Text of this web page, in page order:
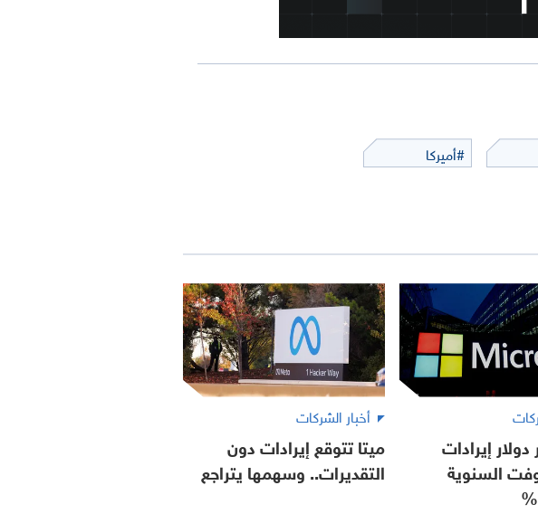
#أميركا
دولار إيرادات
السنوية
أخبار الشركات
ميتا تتوقع إيرادات دون
التقديرات.. وسهمها يتراجع